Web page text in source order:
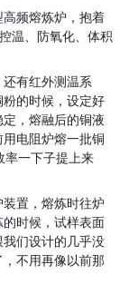
频熔炼炉，抱着
温、防氧化、体积
有红外测温系
的时候，设定好
，熔融后的铜液
电阻炉熔一批铜
率一下子提上来
置，熔炼时往炉
时候，试样表面
们设计的几乎没
不用再像以前那